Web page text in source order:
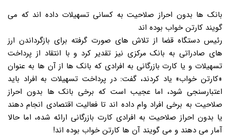
بانک ها بدون احراز صلاحیت به کسانی تسهیلات داده اند که می
گویند کارتن خواب بوده اند
رئیس دستگاه قضا از تلاش های صورت گرفته برای بازگرداندن ارز
های صادراتی به بانک مرکزی نیز تقدیر کرد و با انتقاد از پرداخت
تسهیلات و یا کارت بازرگانی به افرادی که بانک ها از آن ها به عنوان
«کارتن خواب» یاد کردند، گفت: در پرداخت تسهیلات به افراد باید
اعتبارسنجی شود، اما عجیب است که برخی بانک ها بدون احراز
صلاحیت به برخی افراد وام داده اند تا فعالیت اقتصادی انجام دهند
یا بدون احراز صلاحیت به افرادی کارت بازرگانی ارائه شده، اما حالا
آمار می دهند و می گویند آن ها کارتن خواب بوده اند!